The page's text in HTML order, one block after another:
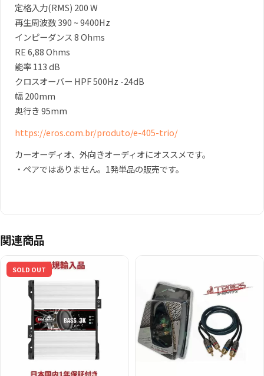
定格入力(RMS) 200 W
再生周波数 390 ~ 9400Hz
インピーダンス 8 Ohms
RE 6,88 Ohms
能率 113 dB
クロスオーバー HPF 500Hz -24dB
幅 200mm
奥行き 95mm
https://eros.com.br/produto/e-405-trio/
カーオーディオ、外向きオーディオにオススメです。
・ペアではありません。1発単品の販売です。
関連商品
SOLD OUT